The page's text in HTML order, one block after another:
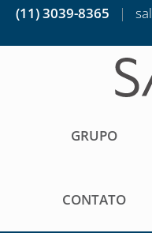
(11) 3039-8365 |
GRUPO
CONTATO